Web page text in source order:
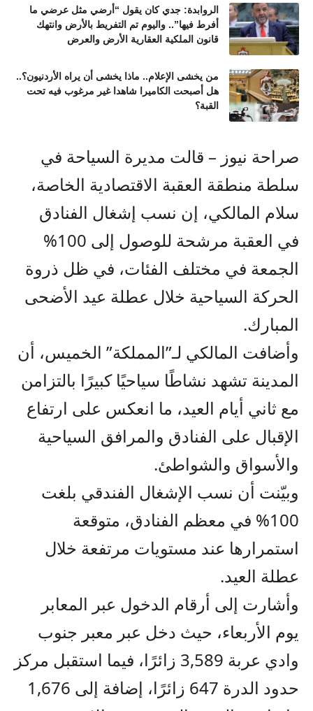
الروابدة: جدي كان يقول “أرضي مثل عرضي ما
أفرط فيها”.. واليوم تم التفريط بالأرض وانتهك
قانون الملكية العقارية الأرض والعرض
من يخشى الإعلام.. ماذا يخشى أن يراه الأردنيون؟..
هل أصبحت الكاميرا شاهدا غير مرغوب فيه تحت
القبة؟
صراحة نيوز – قالت مديرة السياحة في
سلطة منطقة العقبة الاقتصادية الخاصة،
سلام المالكي، إن نسب إشغال الفنادق
في العقبة مرشحة للوصول إلى 100%
الجمعة في مختلف الفئات، في ظل ذروة
الحركة السياحية خلال عطلة عيد الأضحى
المبارك.
وأضافت المالكي لـ”المملكة” الخميس، أن
المدينة تشهد نشاطًا سياحيًا كبيرًا بالتزامن
مع ثاني أيام العيد، ما انعكس على ارتفاع
الإقبال على الفنادق والمرافق السياحية
والأسواق والشواطئ.
وبيّنت أن نسب الإشغال الفندقي بلغت
100% في معظم الفنادق، متوقعة
استمرارها عند مستويات مرتفعة خلال
عطلة العيد.
وأشارت إلى أرقام الدخول عبر المعابر
يوم الأربعاء، حيث دخل عبر معبر جنوب
وادي عربة 3,589 زائرًا، فيما استقبل مركز
حدود الدرة 647 زائرًا، إضافة إلى 1,676